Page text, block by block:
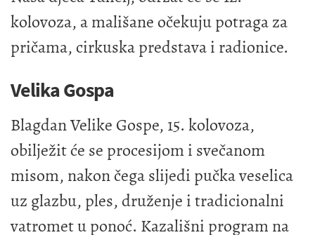
kolovoza, a mališane očekuju potraga za
pričama, cirkuska predstava i radionice.
Velika Gospa
Blagdan Velike Gospe, 15. kolovoza,
obilježit će se procesijom i svečanom
misom, nakon čega slijedi pučka veselica
uz glazbu, ples, druženje i tradicionalni
vatromet u ponoć. Kazališni program na